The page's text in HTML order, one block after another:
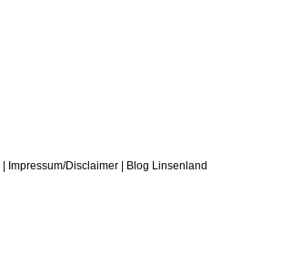
Impressum/Disclaimer
Blog Linsenland